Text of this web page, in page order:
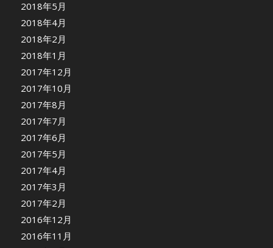
2018年5月
2018年4月
2018年2月
2018年1月
2017年12月
2017年10月
2017年8月
2017年7月
2017年6月
2017年5月
2017年4月
2017年3月
2017年2月
2016年12月
2016年11月